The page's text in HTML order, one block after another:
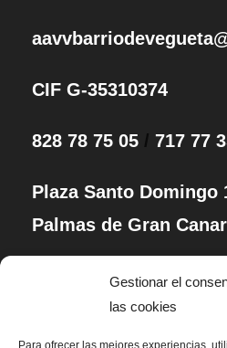
Gestionar el
las cookies
Para ofrecer las mejores experiencias,
CIF G-35310374
828 78 75 05 / 717 77
Plaza Santo Domingo
Palmas de Gran
Esta AV ha recibido